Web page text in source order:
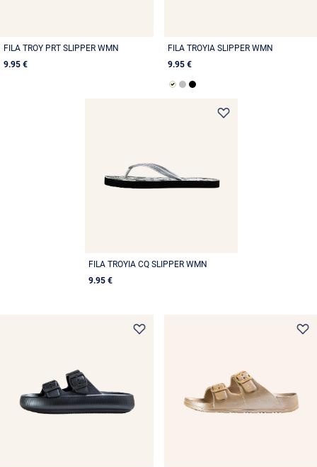
FILA TROY PRT SLIPPER WMN
9.95 €
FILA TROYIA SLIPPER WMN
9.95 €
FILA TROYIA CQ SLIPPER WMN
9.95 €